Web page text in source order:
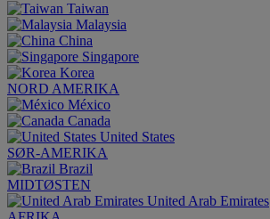
Taiwan
Malaysia
China
Singapore
Korea
NORD AMERIKA
México
Canada
United States
SØR-AMERIKA
Brazil
MIDTØSTEN
United Arab Emirates